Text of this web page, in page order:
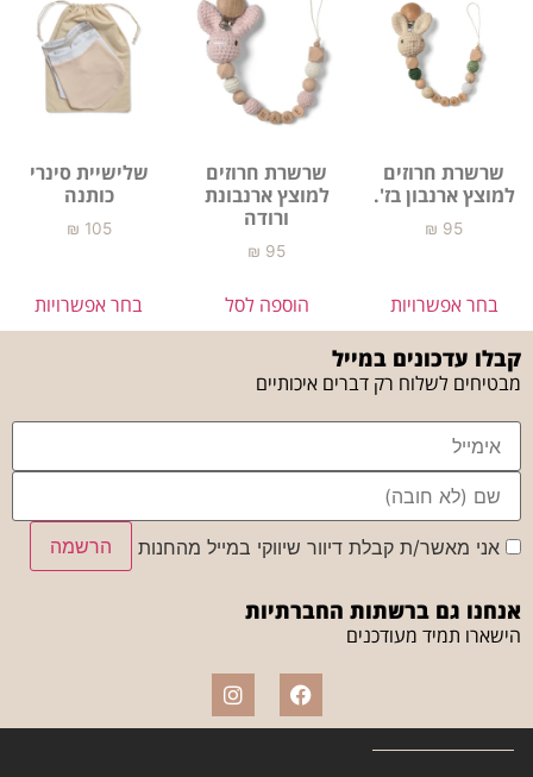
שרשרת חרוזים
למוצץ ארנבון בז'.
₪ 95
בחר אפשרויות
שרשרת חרוזים
למוצץ ארנבונת
ורודה
₪ 95
הוספה לסל
שלישיית סינרי
כותנה
₪ 105
בחר אפשרויות
קבלו עדכונים במייל
מבטיחים לשלוח רק דברים איכותיים
אני מאשר/ת קבלת דיוור שיווקי במייל מהחנות הרשמה
אנחנו גם ברשתות החברתיות
הישארו תמיד מעודכנים